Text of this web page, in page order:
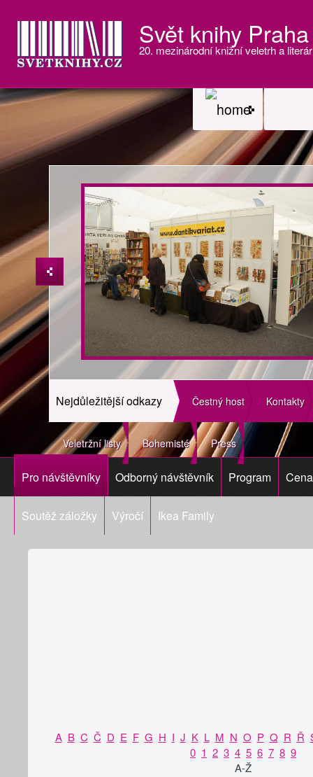
Svět knihy
20. mezinárodní knižní veletrh a
Nejdůležitější odkazy Čestný host Kontakty
Veletržní listy Bohemisté Press
Pro návštěvníky Odborný návštěvník Program
Soutěž záložky Výročí Ikea Family
A B C Č D E F G H I J K L M N O P Q R Ř
0 1 2 3 4 5 6 7 8 9
A-Ž